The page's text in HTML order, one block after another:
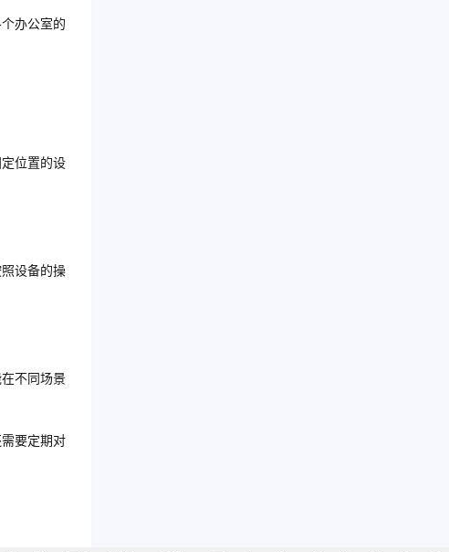
办公室的
位置的设
设备的操
不同场景
要定期对